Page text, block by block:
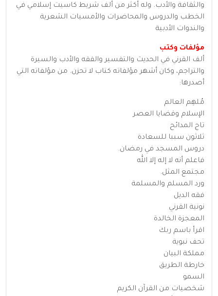
والثقافة والأدب. وله أكثر من ألف شريط كاسيت إسلامي في
الخطب والدروس والمحاضرات والأمسيات الشعرية
والندوات الأدبية
مؤلفات وكتب
ألف القرني في الحديث والتفسير والفقه والأدب والسيرة
والتراجم، وكان أشهر مؤلفاته كتاب لا تحزن. من مؤلفاته التي
أصدرها:
مُلهِم العالم
الإسلام وقضايا العصر
تاج المدائح
ثلاثون سببا للسعادة
دروس المسجد في رمضان.
فاعلم أنه لا إله إلا الله
مجتمع المثل.
ورد المسلم والمسلمة
فقه الديل
نونية القرني
المعجزة الخالدة
اقرأ باسم ربك
تحف نبوية
مملكة البيان
خارطة الطريق
السمو
شخصيات من القرآن الكريم